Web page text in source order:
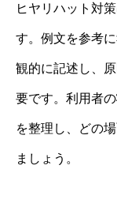
ヒヤリハット対
す。例文を参考
観的に記述し、
要です。利用者
を整理し、どの
ましょう。